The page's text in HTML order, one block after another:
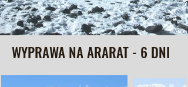
WYPRAWA NA ARARAT - 6 DNI